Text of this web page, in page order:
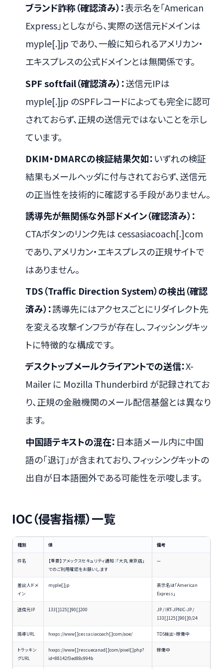
ブランド詐称（確認済み）：表示名を「American
Express」としながら、実際の送信元ドメインは
myple[.]jp であり、一般に知られるアメリカン・
エキスプレスの公式ドメインとは無関係です。
SPF softfail（確認済み）：送信元IPは
myple[.]jp のSPFレコードによっても完全に認可
されておらず、正規の送信元ではないことを示し
ています。
DKIM・DMARCの検証結果欠如：いずれの検証
結果もメールヘッダに付与されておらず、送信元
の正当性を技術的に確認する手段がありません。
誘導先が無関係な外部ドメイン（確認済み）：
CTAボタンのリンク先は cessasiacoach[.]com
であり、アメリカン・エキスプレスの正規サイトで
はありません。
TDS（Traffic Direction System）の検出（確認
済み）：誘導先にはアクセスごとにリダイレクト先
を変える攻撃インフラが存在し、フィッシングキッ
トに特徴的な構成です。
デスクトップメールクライアントでの送信：X-
Mailer に Mozilla Thunderbird が記録されてお
り、正規の金融機関のメール配信基盤とは異なり
ます。
中国語テキストの混在： 日本語メール内に中国
語の「退订」が含まれており、フィッシングキットの
出自が日本語圏外である可能性を示唆します。
IOC（侵害指標）一覧
種別 値 備考
件名
【重要】アメックスセキュリティ通知：「大丸 東京店」
でのご利用確認をお願いします
—
差出人ドメ
イン
myple[.]jp
表示名は「American
Express」
送信元IP 133[.]125[.]90[.]200
JP / IRT-JPNIC-JP /
133[.]125[.]90[.]0/24
誘導URL hxxps://www[.]cessasiacoach[.]com/aoe/ TDS検出・稼働中
トラッキン
グURL
hxxps://www[.]rescuecanad[.]com/pixel[.]php?
id=88142f3ed88c994b
稼働中